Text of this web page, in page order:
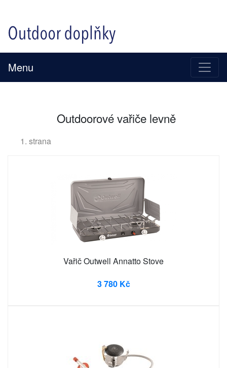
Menu
Outdoorové vařiče levně
1. strana
Vařič Outwell Annatto Stove
3 780 Kč